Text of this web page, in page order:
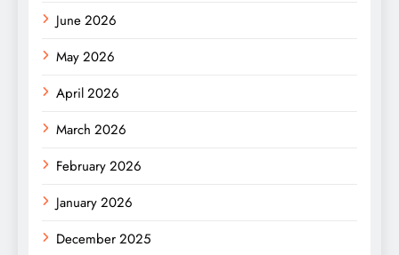
June 2026
May 2026
April 2026
March 2026
February 2026
January 2026
December 2025